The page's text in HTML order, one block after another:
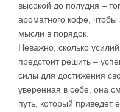
высокой до полудня –
ароматного кофе, чтобы
мысли в порядок.
Неважно, сколько
предстоит решить –
силы для достижения
уверенная в себе, она
путь, который приведет